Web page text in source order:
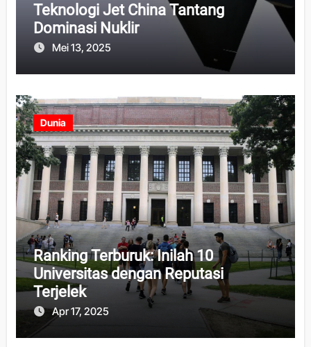
Teknologi Jet China Tantang
Dominasi Nuklir
Mei 13, 2025
Dunia
Ranking Terburuk: Inilah 10
Universitas dengan Reputasi
Terjelek
Apr 17, 2025